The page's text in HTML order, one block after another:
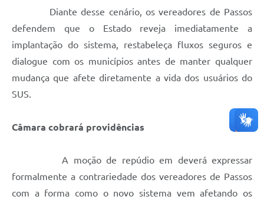
Diante desse cenário, os vereadores de Passos
defendem que o Estado reveja imediatamente a
implantação do sistema, restabeleça fluxos seguros e
dialogue com os municípios antes de manter qualquer
mudança que afete diretamente a vida dos usuários do
SUS.
Câmara cobrará providências
A moção de repúdio em deverá expressar
formalmente a contrariedade dos vereadores de Passos
com a forma como o novo sistema vem afetando os